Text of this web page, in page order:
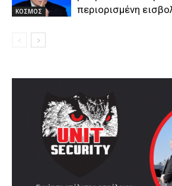
ΚΟΣΜΟΣ
περιορισμένη